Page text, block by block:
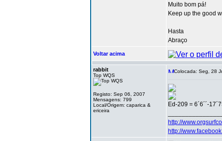
Muito bom pá!
Keep up the good
Hasta
Abraço
Voltar acima
rabbit
Top WQS
Registo: Sep 06, 2007
Mensagens: 799
Local/Origem: caparica &
ericeira
Colocada: Seg, 28
Ed-209 = 6´6´´-
http://
http://